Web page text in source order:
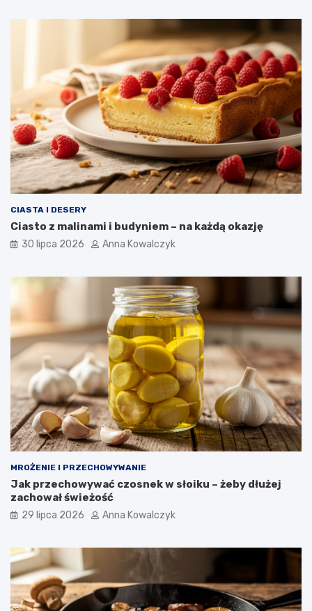
CIASTA I DESERY
Ciasto z malinami i budyniem – na każdą okazję
30 lipca 2026 Anna Kowalczyk
MROŻENIE I PRZECHOWYWANIE
Jak przechowywać czosnek w słoiku – żeby dłużej
zachował świeżość
29 lipca 2026 Anna Kowalczyk